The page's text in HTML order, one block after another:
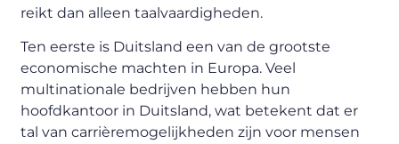
reikt dan alleen taalvaardigheden.
Ten eerste is Duitsland een van de grootste
economische machten in Europa. Veel
multinationale bedrijven hebben hun
hoofdkantoor in Duitsland, wat betekent dat er
tal van carrièremogelijkheden zijn voor mensen